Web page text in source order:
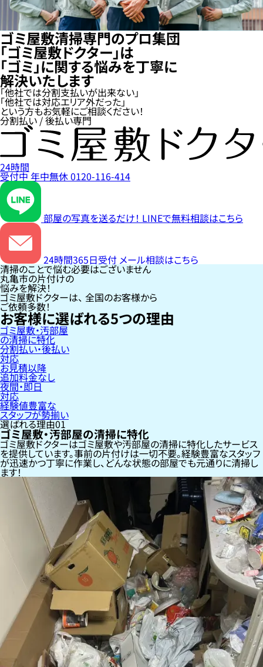
ゴミ屋敷清掃専門のプロ集団
「ゴミ屋敷ドクター」は
「ゴミ」に関する悩みを丁寧に
解決いたします
「他社では分割支払いが出来ない」
「他社では対応エリア外だった」
という方もお気軽にご相談ください！
分割払い / 後払い専門
24時間
受付中年中無休0120-116-414
部屋の写真を送るだけ！ LINEで無料相談はこちら
24時間365日受付 メール相談はこちら
清掃のことで悩む必要はございません
丸亀市の片付けの
悩みを解決！
ゴミ屋敷ドクターは、 全国のお客様から
ご依頼多数！
お客様に選ばれる5つの理由
ゴミ屋敷・汚部屋
の清掃に特化
分割払い・後払い
対応
お見積以降
追加料金なし
夜間・即日
対応
経験値豊富な
スタッフが勢揃い
選ばれる理由01
ゴミ屋敷・汚部屋の清掃に特化
ゴミ屋敷ドクターはゴミ屋敷や汚部屋の清掃に特化したサービス
を提供しています。事前の片付けは一切不要。経験豊富なスタッフ
が迅速かつ丁寧に作業し、どんな状態の部屋でも元通りに清掃し
ます！